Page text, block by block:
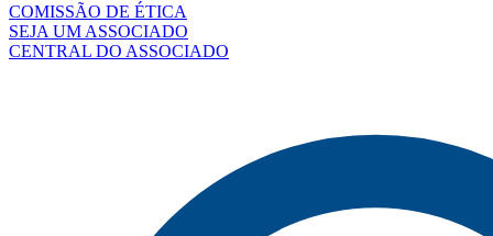
COMISSÃO DE ÉTICA
SEJA UM ASSOCIADO
CENTRAL DO ASSOCIADO